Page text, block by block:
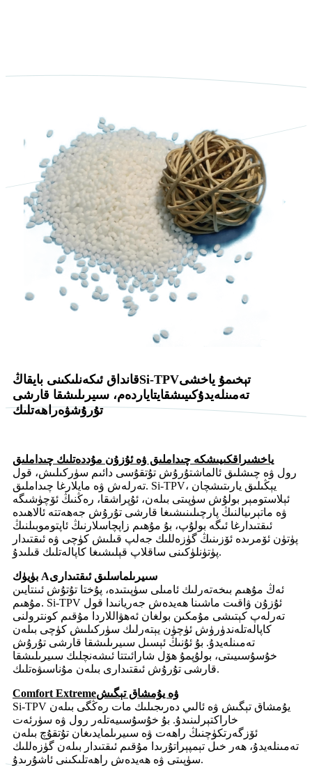
قانداق ئىكەنلىكىنى بايقاڭSi-TPVتېخىمۇ ياخشى
تەمىنلەيدۇكىيىشقايتاياردەم، سىيرىلىشقا قارشى
تۇرۇشۋەراھەتلىك
ياخشىراقكىيىشكە چىداملىق ۋە ئۇزۇن مۇددەتلىك چىداملىق
رول ۋە چىشلىق ئالماشتۇرۇش تۇتقۇسى دائىم سۈركىلىش، قول
تەرلەش ۋە مايلارغا چىداملىق. Si-TPV، يېڭىلىق يارىتىشچان
ئېلاستومېر بولۇش سۈپىتى بىلەن، ئۇپراشقا، رەڭنىڭ ئۆچۈشىگە
ۋە ماتېرىيالنىڭ پارچىلىنىشىغا قارشى تۇرۇش جەھەتتە ئالاھىدە
ئىقتىدارغا ئىگە بولۇپ، بۇ مۇھىم زاپچاسلارنىڭ ئاپتوموبىلنىڭ
پۈتۈن ئۆمرىدە ئۆزىنىڭ گۈزەللىك جەلپ قىلىش كۈچى ۋە ئىقتىدار
پۈتۈنلۈكىنى ساقلاپ قېلىشىغا كاپالەتلىك قىلىدۇ.
بۈيۈك Aسىيرىلماسلىق ئىقتىدارى
ئەڭ مۇھىم بىخەتەرلىك ئامىلى سۈپىتىدە، پۇختا تۇتۇش ئىنتايىن
مۇھىم. Si-TPV ئۇزۇن ۋاقىت ماشىنا ھەيدەش جەريانىدا قول
تەرلەپ كېتىشى مۇمكىن بولغان ئەھۋاللاردا مۇقىم كونترولنى
كاپالەتلەندۈرۈش ئۈچۈن يېتەرلىك سۈركىلىش كۈچى بىلەن
تەمىنلەيدۇ. بۇ ئۇنىڭ ئېسىل سىيرىلىشقا قارشى تۇرۇش
خۇسۇسىيىتى، بولۇپمۇ ھۆل شارائىتتا ئىشەنچلىك سىيرىلىشقا
قارشى تۇرۇش ئىقتىدارى بىلەن مۇناسىۋەتلىك.
Comfort Extremeۋە يۇمشاق تېگىش
Si-TPV يۇمشاق تېگىش ۋە ئالىي دەرىجىلىك مات رەڭگى بىلەن
خاراكتېرلىنىدۇ. بۇ خۇسۇسىيەتلەر رول ۋە سۈرئەت
ئۆزگەرتكۈچنىڭ راھەت ۋە سىيرىلمايدىغان تۇتقۇچ بىلەن
تەمىنلەيدۇ، ھەر خىل تېمپېراتۇرىدا مۇقىم ئىقتىدار بىلەن گۈزەللىك
سۈپىتى ۋە ھەيدەش راھەتلىكىنى ئاشۇرىدۇ.